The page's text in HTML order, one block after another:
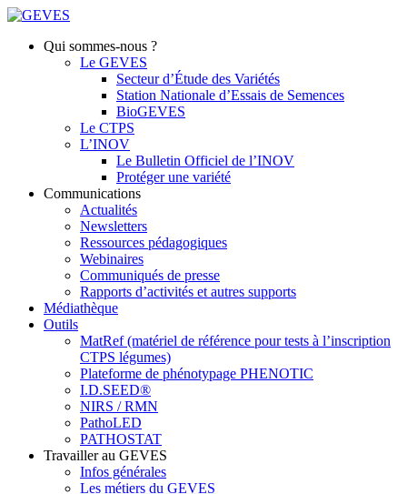
Qui sommes-nous ?
Le GEVES
Secteur d’Étude des Variétés
Station Nationale d’Essais de Semences
BioGEVES
Le CTPS
L’INOV
Le Bulletin Officiel de l’INOV
Protéger une variété
Communications
Actualités
Newsletters
Ressources pédagogiques
Webinaires
Communiqués de presse
Rapports d’activités et autres supports
Médiathèque
Outils
MatRef (matériel de référence pour tests à l’inscription
CTPS légumes)
Plateforme de phénotypage PHENOTIC
I.D.SEED®
NIRS / RMN
PathoLED
PATHOSTAT
Travailler au GEVES
Infos générales
Les métiers du GEVES